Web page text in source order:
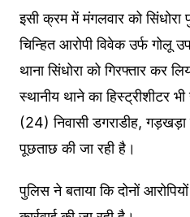
इसी क्रम में मंगलवार को सिंधोरा
चिन्हित आरोपी विवेक उर्फ गोलू
थाना सिंधोरा को गिरफ्तार कर
स्थानीय थाने का हिस्ट्रीशीटर
(24) निवासी डगराडीह,
पूछताछ की जा रही है।
पुलिस ने बताया कि दोनों